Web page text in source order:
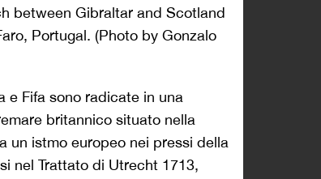
between Gibraltar and Scotland
Portugal. (Photo by Gonzalo
e Fifa sono radicate in una
britannico situato nella
un istmo europeo nei pressi della
nel Trattato di Utrecht 1713,